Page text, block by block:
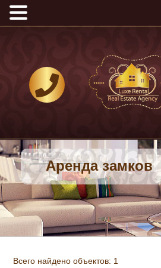
Аренда замков
Всего найдено объектов: 1